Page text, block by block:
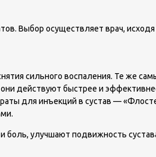
Выбор осуществляет врач,
сильного воспаления. Те же
действуют быстрее и
для инъекций в сустав —
улучшают подвижность